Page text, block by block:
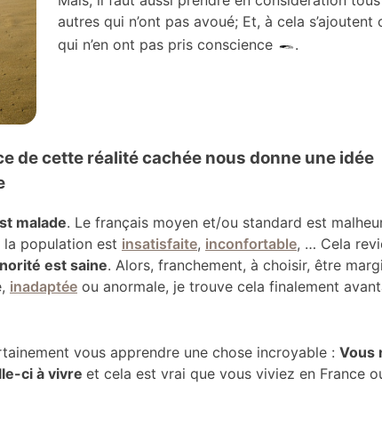
autres qui n’ont pas avoué; Et, à cela s’ajoutent
qui n’en ont pas pris conscience
.
de cette réalité cachée nous donne une idée
malade. Le français moyen et/ou standard est
population est insatisfaite, inconfortable, … Cela
est saine. Alors, franchement, à choisir, être
inadaptée ou anormale, je trouve cela finalement
vous apprendre une chose incroyable : Vous
ci à vivre et cela est vrai que vous viviez en France